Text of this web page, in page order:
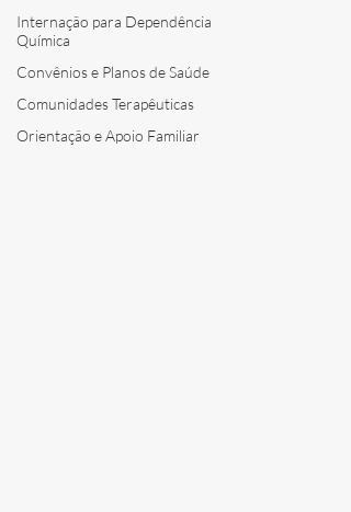
Internação para Dependência
Química
Convênios e Planos de Saúde
Comunidades Terapêuticas
Orientação e Apoio Familiar